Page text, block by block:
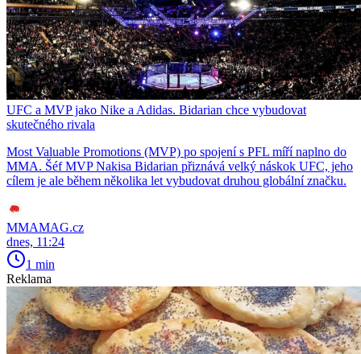
UFC a MVP jako Nike a Adidas. Bidarian chce vybudovat
skutečného rivala
Most Valuable Promotions (MVP) po spojení s PFL míří naplno do
MMA. Šéf MVP Nakisa Bidarian přiznává velký náskok UFC, jeho
cílem je ale během několika let vybudovat druhou globální značku.
MMAMAG.cz
dnes, 11:24
1 min
Reklama